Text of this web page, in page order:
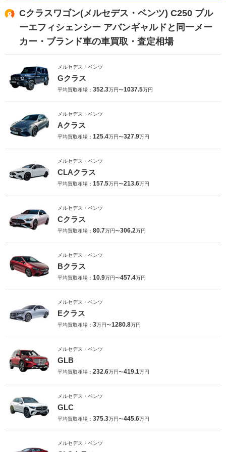
Cクラスワゴン(メルセデス・ベンツ) C250 ブル
ーエフィシェンシー アバンギャルドと同一メー
カー・ブランド車の車買取・査定相場
メルセデス・ベンツ
Gクラス
平均買取相場： 352.3万円〜1037.5万円
メルセデス・ベンツ
Aクラス
平均買取相場： 125.4万円〜327.9万円
メルセデス・ベンツ
CLAクラス
平均買取相場： 157.5万円〜213.6万円
メルセデス・ベンツ
Cクラス
平均買取相場： 80.7万円〜306.2万円
メルセデス・ベンツ
Bクラス
平均買取相場： 10.9万円〜457.4万円
メルセデス・ベンツ
Eクラス
平均買取相場： 3万円〜1280.8万円
メルセデス・ベンツ
GLB
平均買取相場： 232.6万円〜419.1万円
メルセデス・ベンツ
GLC
平均買取相場： 375.3万円〜445.6万円
メルセデス・ベンツ